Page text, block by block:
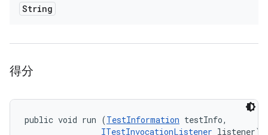
String
得分
public void run (TestInformation testInfo,
ITestInvocationListener listener)